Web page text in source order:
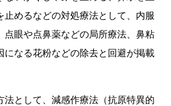
止めるなどの対処療法として、内服
点眼や点鼻薬などの局所療法、鼻粘
になる花粉などの除去と回避が掲載
法として、減感作療法（抗原特異的